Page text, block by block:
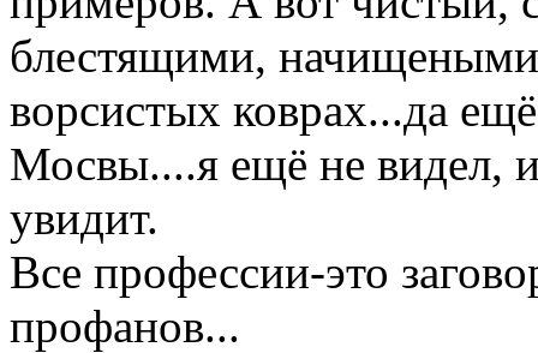
блестящими,
ворсистых коврах...да
Мосвы....я ещё не видел,
увидит.
Все профессии-это
профанов...